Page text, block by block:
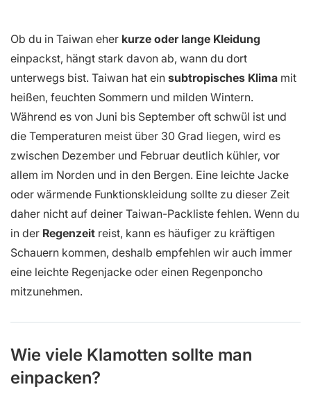
Ob du in Taiwan eher kurze oder lange Kleidung
einpackst, hängt stark davon ab, wann du dort
unterwegs bist. Taiwan hat ein subtropisches Klima mit
heißen, feuchten Sommern und milden Wintern.
Während es von Juni bis September oft schwül ist und
die Temperaturen meist über 30 Grad liegen, wird es
zwischen Dezember und Februar deutlich kühler, vor
allem im Norden und in den Bergen. Eine leichte Jacke
oder wärmende Funktionskleidung sollte zu dieser Zeit
daher nicht auf deiner Taiwan-Packliste fehlen. Wenn du
in der Regenzeit reist, kann es häufiger zu kräftigen
Schauern kommen, deshalb empfehlen wir auch immer
eine leichte Regenjacke oder einen Regenponcho
mitzunehmen.
Wie viele Klamotten sollte man
einpacken?